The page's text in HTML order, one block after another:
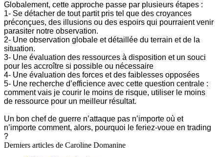
Globalement, cette approche passe par plusieurs étapes :
1- Se détacher de tout partit pris tel que des croyances
préconçues, des illusions ou des espoirs qui pourraient venir
parasiter notre observation.
2- Une observation globale et détaillée du terrain et de la
situation.
3- Une évaluation des ressources à disposition et un souci
pour les accroître si possible ou nécessaire
4- Une évaluation des forces et des faiblesses opposées
5- Une recherche d’efficience avec cette question centrale :
comment vais je courir le moins de risque, utiliser le moins
de ressource pour un meilleur résultat.
Un bon chef de guerre n’attaque pas n’importe où et
n’importe comment, alors, pourquoi le feriez-voue en trading
?
Derniers articles de Caroline Domanine